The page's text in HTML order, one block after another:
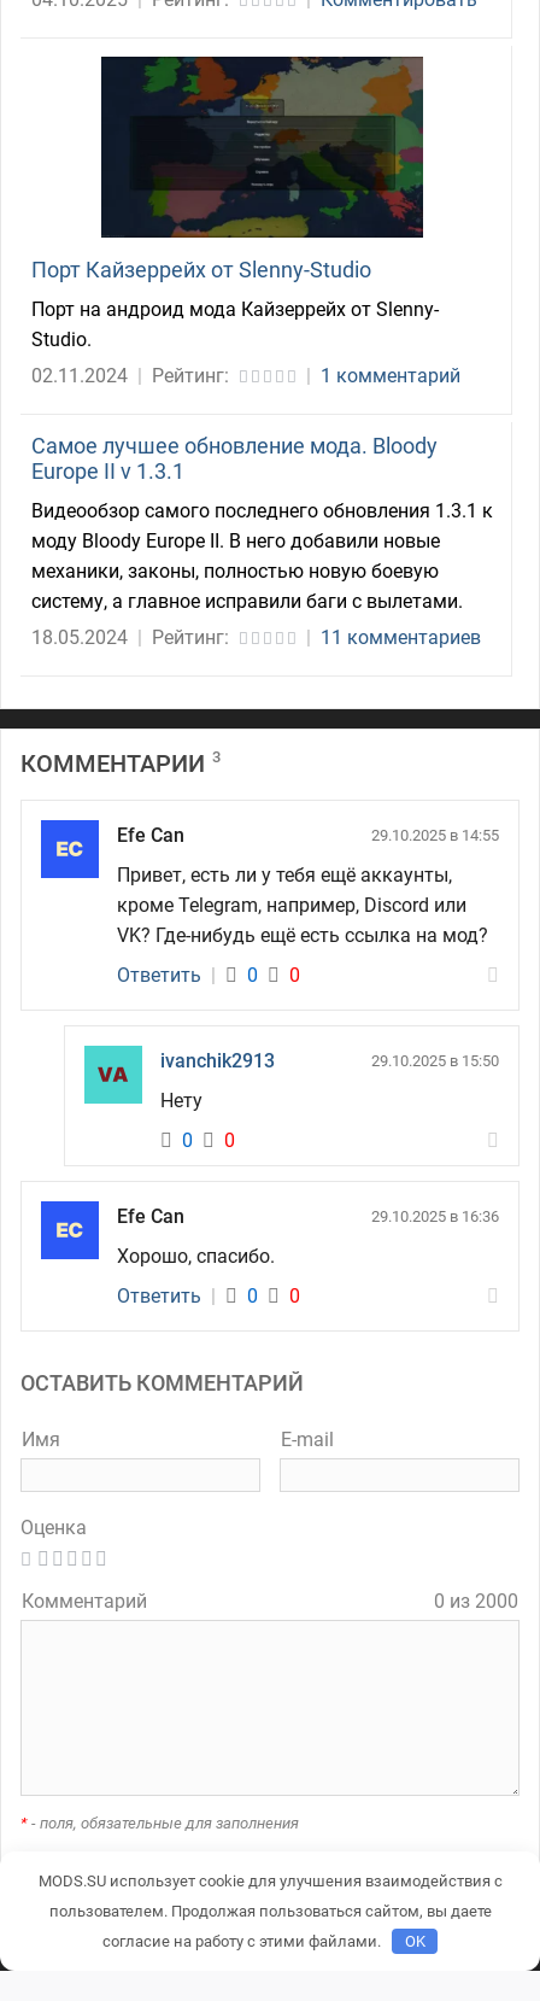
Порт Кайзеррейх от Slenny-Studio
Порт на андроид мода Кайзеррейх от Slenny-
Studio.
02.11.2024 | Рейтинг: | 1 комментарий
Самое лучшее обновление мода. Bloody
Europe II v 1.3.1
Видеообзор самого последнего обновления 1.3.1 к
моду Bloody Europe II. В него добавили новые
механики, законы, полностью новую боевую
систему, а главное исправили баги с вылетами.
18.05.2024 | Рейтинг: | 11 комментариев
КОММЕНТАРИИ 3
Efe Can 29.10.2025 в 14:55
Привет, есть ли у тебя ещё аккаунты,
кроме Telegram, например, Discord или
VK? Где-нибудь ещё есть ссылка на мод?
Ответить | 0 0
ivanchik2913 29.10.2025 в 15:50
Нету
0
0
Efe Can 29.10.2025 в 16:36
Хорошо, спасибо.
Ответить | 0 0
ОСТАВИТЬ КОММЕНТАРИЙ
Имя E-mail
Оценка
Комментарий 0 из 2000
* - поля, обязательные для заполнения
MODS.SU использует cookie для улучшения взаимодействия с
пользователем. Продолжая пользоваться сайтом, вы даете
согласие на работу с этими файлами.
OK